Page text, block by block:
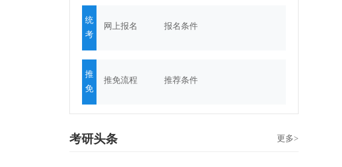
统
考
网上报名 报名条件
推
免
推免流程 推荐条件
考研头条 更多>